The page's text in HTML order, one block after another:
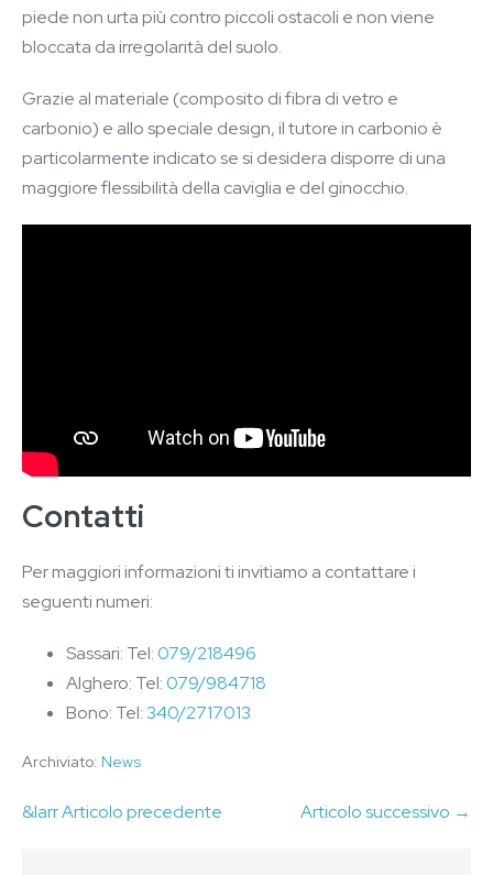
piede non urta più contro piccoli ostacoli e non viene
bloccata da irregolarità del suolo.
Grazie al materiale (composito di fibra di vetro e
carbonio) e allo speciale design, il tutore in carbonio è
particolarmente indicato se si desidera disporre di una
maggiore flessibilità della caviglia e del ginocchio.
Contatti
Per maggiori informazioni ti invitiamo a contattare i
seguenti numeri:
Sassari: Tel:079/218496
Alghero: Tel:079/984718
Bono: Tel:340/2717013
Archiviato: News
&larr Articolo precedente Articolo successivo →